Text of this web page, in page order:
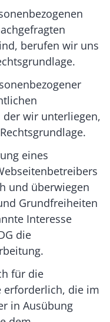
berufen wir uns
wir unterliegen,
eines
und überwiegen
Grundfreiheiten
Interesse
die
für die
erforderlich, die im
in Ausübung